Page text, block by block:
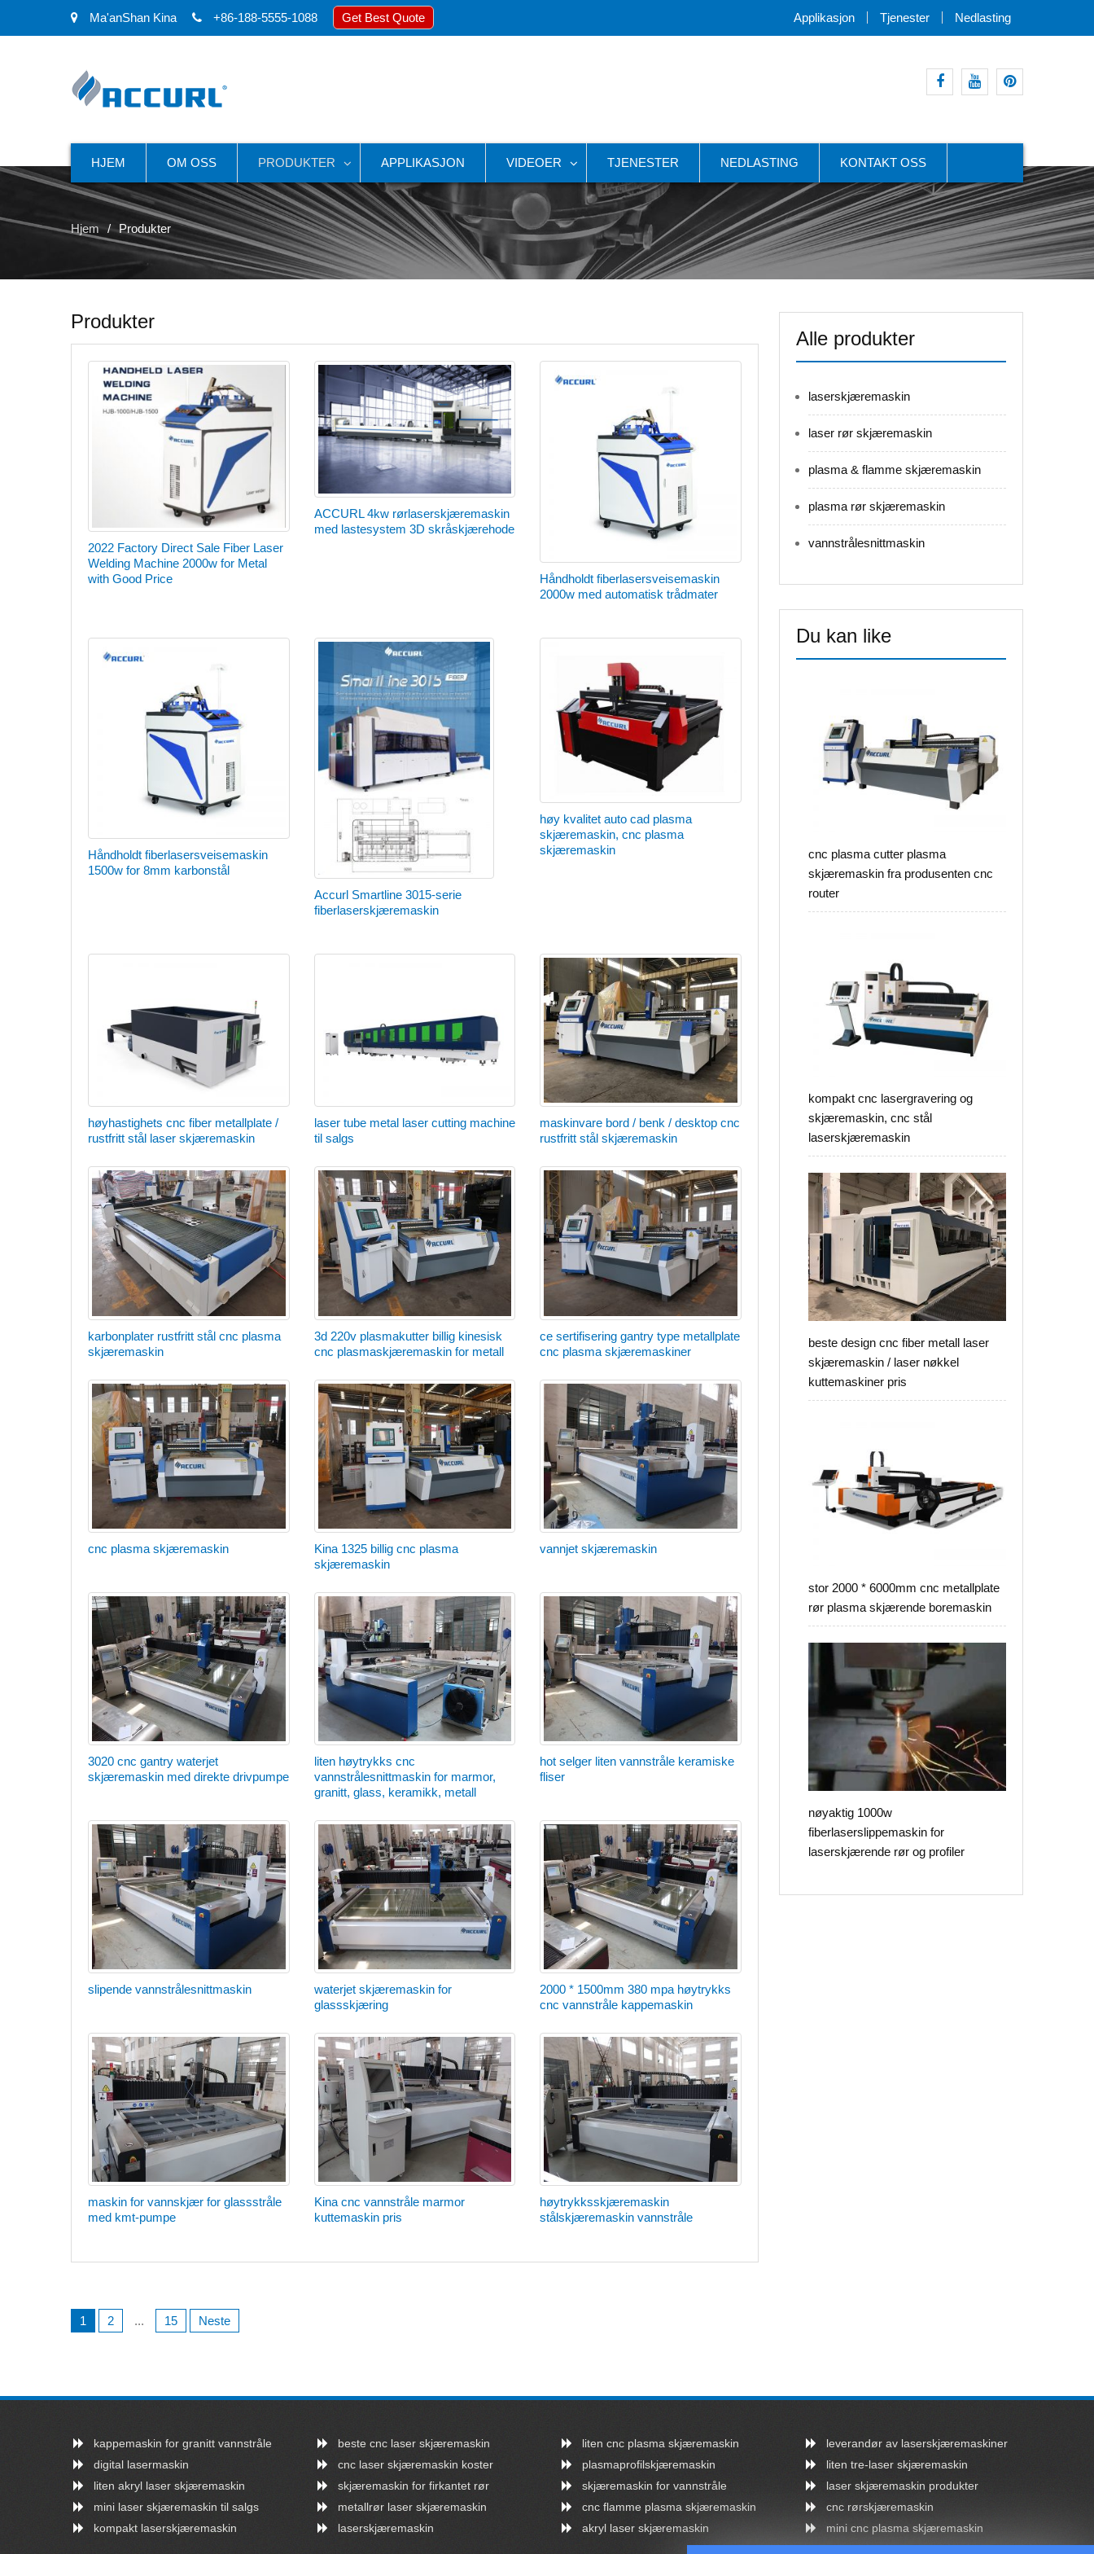
Ma'anShan Kina +86-188-5555-1088 Get Best Quote Applikasjon Tjenester Nedlasting
HJEM OM OSS PRODUKTER APPLIKASJON VIDEOER TJENESTER NEDLASTING KONTAKT OSS
Hjem Produkter
Produkter
2022 Factory Direct Sale Fiber Laser
Welding Machine 2000w for Metal
with Good Price
ACCURL 4kw rørlaserskjæremaskin
med lastesystem 3D skråskjærehode
Håndholdt fiberlasersveisemaskin
2000w med automatisk trådmater
Håndholdt fiberlasersveisemaskin
1500w for 8mm karbonstål
Accurl Smartline 3015-serie
fiberlaserskjæremaskin
høy kvalitet auto cad plasma
skjæremaskin, cnc plasma
skjæremaskin
høyhastighets cnc fiber metallplate /
rustfritt stål laser skjæremaskin
laser tube metal laser cutting machine
til salgs
maskinvare bord / benk / desktop cnc
rustfritt stål skjæremaskin
karbonplater rustfritt stål cnc plasma
skjæremaskin
3d 220v plasmakutter billig kinesisk
cnc plasmaskjæremaskin for metall
ce sertifisering gantry type metallplate
cnc plasma skjæremaskiner
cnc plasma skjæremaskin
Kina 1325 billig cnc plasma
skjæremaskin
vannjet skjæremaskin
3020 cnc gantry waterjet
skjæremaskin med direkte drivpumpe
liten høytrykks cnc
vannstrålesnittmaskin for marmor,
granitt, glass, keramikk, metall
hot selger liten vannstråle keramiske
fliser
slipende vannstrålesnittmaskin
waterjet skjæremaskin for
glassskjæring
2000 * 1500mm 380 mpa høytrykks
cnc vannstråle kappemaskin
maskin for vannskjær for glassstråle
med kmt-pumpe
Kina cnc vannstråle marmor
kuttemaskin pris
høytrykksskjæremaskin
stålskjæremaskin vannstråle
Innleggnavigasjon
1 2 ... 15 Neste
Alle produkter
laserskjæremaskin
laser rør skjæremaskin
plasma & flamme skjæremaskin
plasma rør skjæremaskin
vannstrålesnittmaskin
Du kan like
cnc plasma cutter plasma
skjæremaskin fra produsenten cnc
router
kompakt cnc lasergravering og
skjæremaskin, cnc stål
laserskjæremaskin
beste design cnc fiber metall laser
skjæremaskin / laser nøkkel
kuttemaskiner pris
stor 2000 * 6000mm cnc metallplate
rør plasma skjærende boremaskin
nøyaktig 1000w
fiberlaserslippemaskin for
laserskjærende rør og profiler
kappemaskin for granitt vannstråle
digital lasermaskin
liten akryl laser skjæremaskin
mini laser skjæremaskin til salgs
kompakt laserskjæremaskin
beste cnc laser skjæremaskin
cnc laser skjæremaskin koster
skjæremaskin for firkantet rør
metallrør laser skjæremaskin
laserskjæremaskin
liten cnc plasma skjæremaskin
plasmaprofilskjæremaskin
skjæremaskin for vannstråle
cnc flamme plasma skjæremaskin
akryl laser skjæremaskin
leverandør av laserskjæremaskiner
liten tre-laser skjæremaskin
laser skjæremaskin produkter
cnc rørskjæremaskin
mini cnc plasma skjæremaskin